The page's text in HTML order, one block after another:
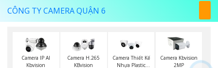
CÔNG TY CAMERA QUẬN 6
Camera IP AI
Kbvision
Camera H.265
KBvision
Camera Thiết Kế
Nhựa Plastic
Camera Kbvision
2MP